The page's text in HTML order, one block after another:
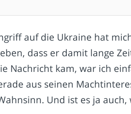
auf die Ukraine hat
dass er damit lange
Nachricht kam, war ich
aus seinen
Und ist es ja